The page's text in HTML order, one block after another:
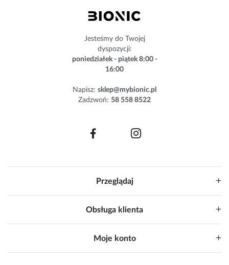
Jesteśmy do Twojej
dyspozycji:
poniedziałek - piątek 8:00 -
16:00
Napisz: sklep@mybionic.pl
Zadzwoń: 58 558 8522
Przeglądaj
Obsługa klienta
Moje konto